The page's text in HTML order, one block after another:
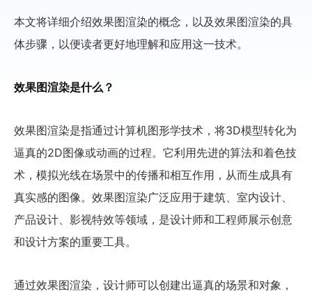
本文将详细介绍效果图渲染的概念，以及效果图渲染的具
体步骤，以便读者更好地理解和应用这一技术。
效果图渲染是什么？
效果图渲染是指通过计算机图形学技术，将3D模型转化为
逼真的2D图像或动画的过程。它利用先进的算法和着色技
术，模拟光线在场景中的传播和相互作用，从而生成具有
真实感的图像。效果图渲染广泛应用于建筑、室内设计、
产品设计、影视特效等领域，是设计师和工程师展示创意
和设计方案的重要工具。
通过效果图渲染，设计师可以创建出逼真的场景和对象，